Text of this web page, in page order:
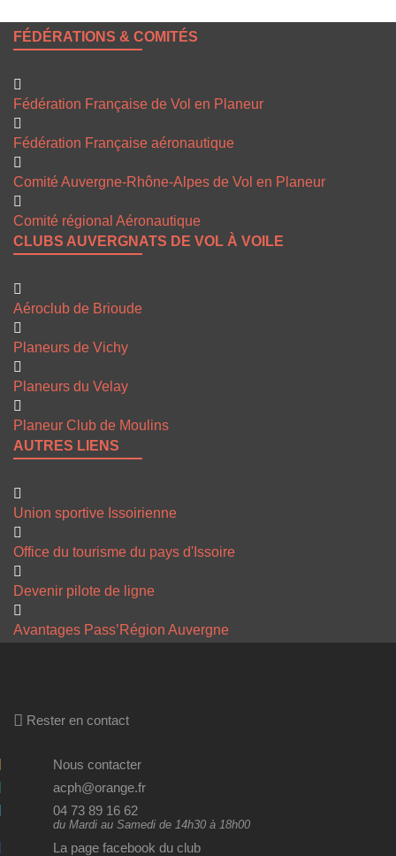
FÉDÉRATIONS & COMITÉS
Fédération Française de Vol en Planeur
Fédération Française aéronautique
Comité Auvergne-Rhône-Alpes de Vol en Planeur
Comité régional Aéronautique
CLUBS AUVERGNATS DE VOL À VOILE
Aéroclub de Brioude
Planeurs de Vichy
Planeurs du Velay
Planeur Club de Moulins
AUTRES LIENS
Union sportive Issoirienne
Office du tourisme du pays d'Issoire
Devenir pilote de ligne
Avantages Pass’Région Auvergne
Rester en contact
Nous contacter
acph@orange.fr
04 73 89 16 62
du Mardi au Samedi de 14h30 à 18h00
La page facebook du club